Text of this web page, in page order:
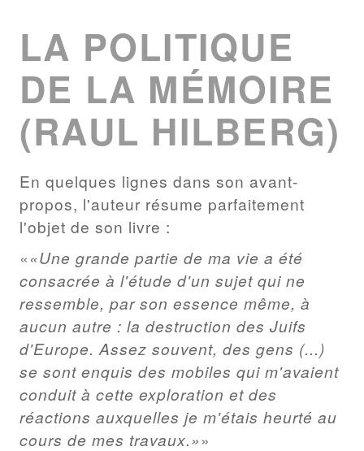
LA POLITIQUE
DE LA MÉMOIRE
(RAUL HILBERG)
En quelques lignes dans son avant-
propos, l'auteur résume parfaitement
l'objet de son livre :
«Une grande partie de ma vie a été
consacrée à l'étude d'un sujet qui ne
ressemble, par son essence même, à
aucun autre : la destruction des Juifs
d'Europe. Assez souvent, des gens (...)
se sont enquis des mobiles qui m'avaient
conduit à cette exploration et des
réactions auxquelles je m'étais heurté au
cours de mes travaux.»